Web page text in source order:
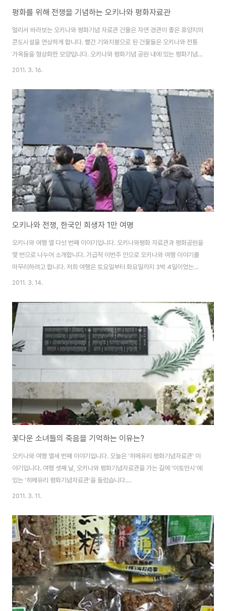
평화를 위해 전쟁을 기념하는 오키나와 평화자료관
멀리서 바라보는 오키나와 평화기념 자료관 건물은 자연 경관이 좋은 휴양지의
콘도시설을 연상하게 합니다. 빨간 기와지붕으로 된 건물들은 오키나와 전통
가옥들을 형상화한 모양입니다. 오키나와 평화기념 공원 내에 있는 평화기념
자료관은 1층에 어린이 전시실이 따로 마련되어 있는데, 저희 일행 중에는 어린
을 깜박하였습니다. 어린이 전시실에는 전쟁, 분쟁, 집단폭행, 인권, 자연파괴와
같은 주제들에 대하여 어린이들의 생각을 키우고 그 해결 방안에 대하여 생각
할 수 있도록 돕는 전시가 이루어지고 있다고 합니다. 2층에 마련된 전시실(역
사를 체험하는 코너)은 오키나와 전쟁을 집중적으로 그리고 자세하게 전시하고
있습니다. 오키나와 평화기념 자료..
2011. 3. 16.
오키나와 전쟁, 한국인 희생자 1만 여명
오키나와 여행 열 다섯 번째 이야기입니다. 오키나와평화 자료관과 평화공원을
몇 번으로 나누어 소개합니다. 가급적 이번주 안으로 오키나와 여행 이야기를
마무리하려고 합니다. 저희 여행은 토요일부터 화요일까지 3박 4일이었는데,
오키나와 현립박물관과 오키나와 평화공원과 평화자료관 관람 일정이 월요일
박물관, 미술관 등이 월요일에 휴관이라는 것을 생각하지 못하였습니다. 그런
데, 월요일 아침 투어를 시작하면서 일정을 확인하는데, “어떤 분이 월요일인데
박물관 볼 수 있나?”하는 질문을 하셨습니다. 그때부터 가이드가 갈피를 잡지
못하였습니다. 평화기념공원에 있는 평화자료관에도 전화를 하고, 오키나와 현
립박물관에도 전화로 확인을 하였습니다. 확..
2011. 3. 14.
꽃다운 소녀들의 죽음을 기억하는 이유는?
오키나와 여행 열세 번째 이야기입니다. 오늘은 '히메유리 평화기념자료관' 이
야기입니다. 여행 셋째 날, 오키나와 평화기념자료관을 가는 길에 '이토만시'에
있는 '히메유리 평화기념자료관'을 들렀습니다.
(http://www.himeyuri.or.jp/) 현장를 방문하기 전에는 '히메유리의 탑'이라
가는 것으로 생각하였습니다. 그런데, 막상 현장에 도착해보니 아담한 공원과
자료관, 전시관이 잘 만들어져있었습니다. 한국어로 음성안내를 들을 수 있는
오키나와 현립박물관이나 오키나와 평화기념자료관(공원)에 비할 수는 없지
만, 일본인 방문객들도 많았고 한국어로 번역된 안내자료도 갖추고 있더군요.
한국어로 된 안내문을 읽어보고나면 일본어를 잘 몰..
2011. 3. 11.